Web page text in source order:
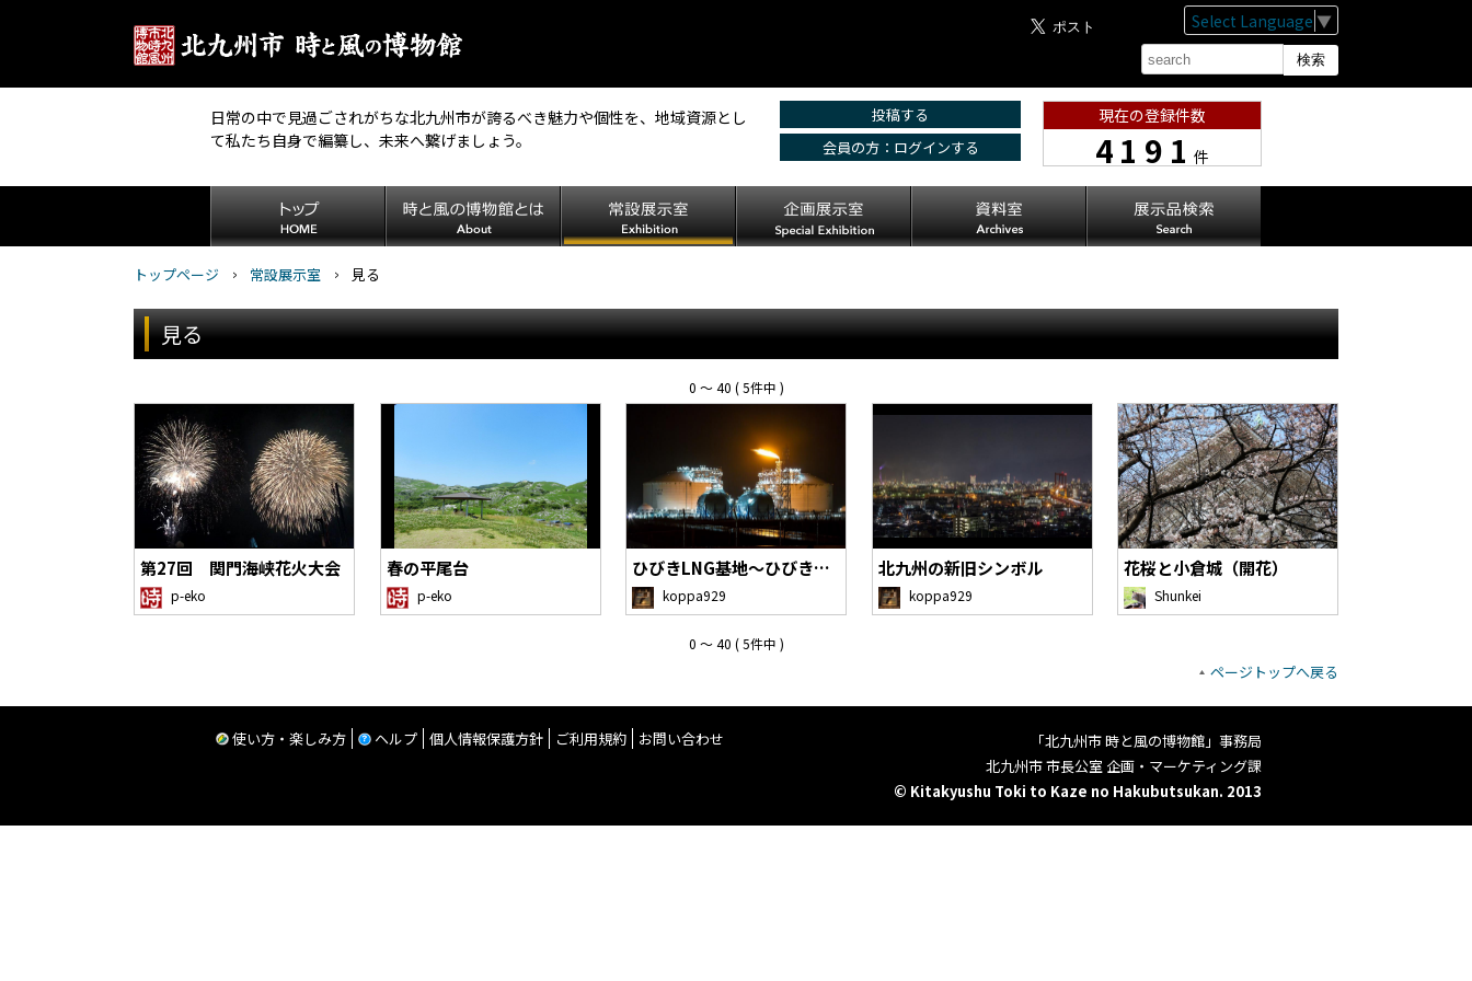
Select Language ▼
日常の中で見過ごされがちな北九州市が誇るべき魅力や個性を、地域資源とし
て私たち自身で編纂し、未来へ繋げましょう。
投稿する
会員の方：ログインする
現在の登録件数
4191件
トップページ 常設展示室 見る
見る
0 〜 40 ( 5件中 )
第27回 関門海峡花火大会
p-eko
春の平尾台
p-eko
ひびきLNG基地～ひびきコンテナターミナル夜…
koppa929
北九州の新旧シンボル
koppa929
花桜と小倉城（開花）
Shunkei
0 〜 40 ( 5件中 )
ページトップへ戻る
使い方・楽しみ方 ヘルプ 個人情報保護方針 ご利用規約 お問い合わせ
「北九州市 時と風の博物館」事務局
北九州市 市長公室 企画・マーケティング課
© Kitakyushu Toki to Kaze no Hakubutsukan. 2013